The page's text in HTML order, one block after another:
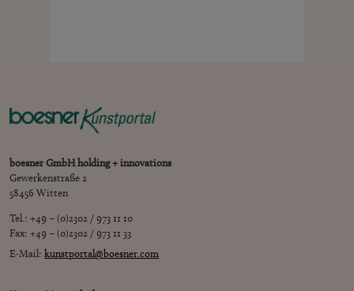
boesner GmbH holding + innovations
Gewerkenstraße 2
58456 Witten
Tel.: +49 – (0)2302 / 973 11 10
Fax: +49 – (0)2302 / 973 11 33
E-Mail:kunstportal@boesner.com